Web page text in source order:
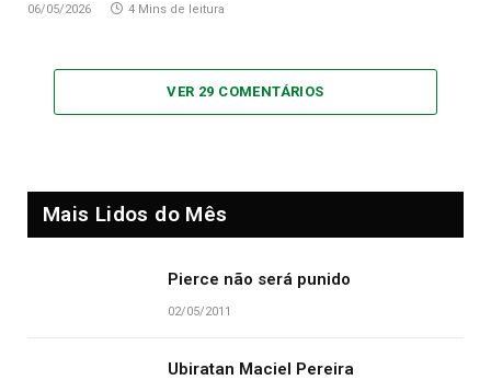
06/05/2026 4 Mins de leitura
VER 29 COMENTÁRIOS
Mais Lidos do Mês
Pierce não será punido
02/05/2011
Ubiratan Maciel Pereira